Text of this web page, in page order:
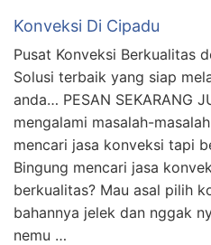
Konveksi Di Cipadu
Pusat Konveksi Berkualitas
Solusi terbaik yang siap
anda… PESAN SEKARANG
mengalami masalah-
mencari jasa konveksi tapi
Bingung mencari jasa
berkualitas? Mau asal pilih
bahannya jelek dan nggak
nemu …